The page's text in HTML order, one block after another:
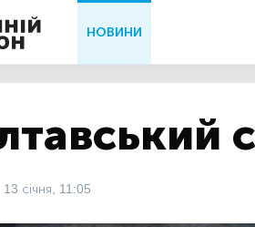
НОВИНИ
13 січня, 11:05